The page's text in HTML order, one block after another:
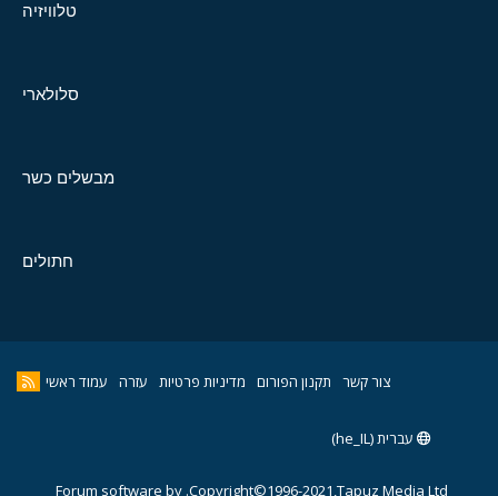
טלוויזיה
סלולארי
מבשלים כשר
חתולים
צור קשר תקנון הפורום מדיניות פרטיות עזרה עמוד ראשי
עברית (he_IL)
Copyright©1996-2021,Tapuz Media Ltd.
Forum software by